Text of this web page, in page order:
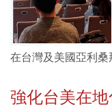
在台灣及美國亞利
強化台美在